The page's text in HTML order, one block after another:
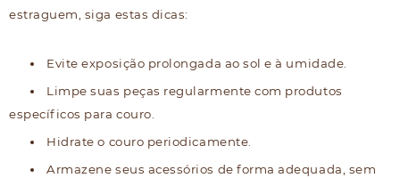
estraguem, siga estas dicas:
Evite exposição prolongada ao sol e à umidade.
Limpe suas peças regularmente com produtos
específicos para couro.
Hidrate o couro periodicamente.
Armazene seus acessórios de forma adequada, sem